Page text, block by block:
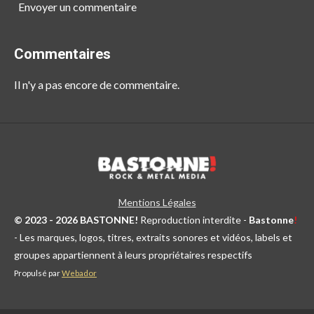
Envoyer un commentaire
Commentaires
Il n'y a pas encore de commentaire.
Mentions Légales
© 2023 - 2026 BASTONNE! Reproduction interdite - Bastonne!
- Les marques, logos, titres, extraits sonores et vidéos, labels et
groupes appartiennent à leurs propriétaires respectifs
Propulsé parWebador